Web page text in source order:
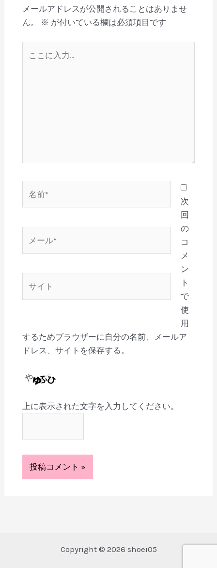
メールアドレスが公開されることはありませ
ん。
※ が付いている欄は必須項目です
こ
ー
*
次
回
の
コ
メ
ン
ト
で
使
用
するためブラウザーに自分の名前、メールア
ドレス、サイトを保存する。
上に表示された文字を入力してください。
Copyright © 2026 shoei05